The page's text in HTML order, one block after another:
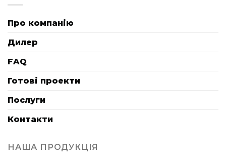
Про компанію
Дилер
FAQ
Готові проекти
Послуги
Контакти
НАША ПРОДУКЦІЯ